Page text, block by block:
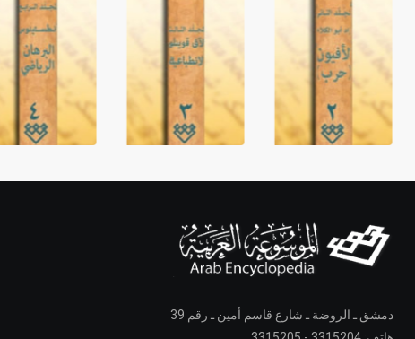
دمشق ـ الروضة ـ شارع قاسم أمين ـ رقم 39